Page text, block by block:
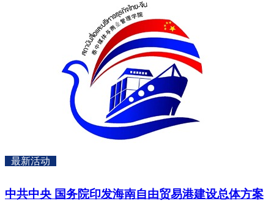
最新活动
中共中央 国务院印发海南自由贸易港建设总体方案